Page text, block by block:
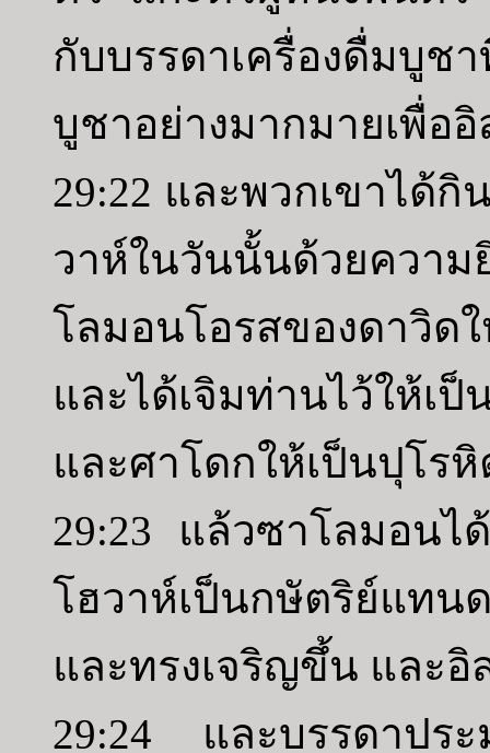
กับบรรดาเครื่องดื่มบู
บูชาอย่างมากมายเพื่ออิ
29:22 และพวกเขาได้
วาห์ในวันนั้นด้วยควา
โลมอนโอรสของดาวิด
และได้เจิมท่านไว้ให้เป็
และศาโดกให้เป็นปุโร
29:23 แล้วซาโลมอนไ
โฮวาห์เป็นกษัตริย์แทน
และทรงเจริญขึ้น และอิ
29:24 และบรรดาปร